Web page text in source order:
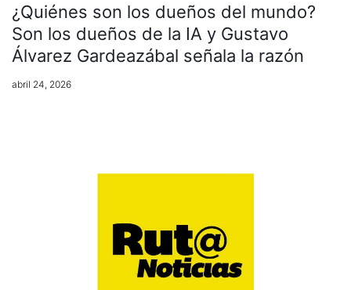
¿Quiénes son los dueños del mundo?
Son los dueños de la IA y Gustavo
Álvarez Gardeazábal señala la razón
abril 24, 2026